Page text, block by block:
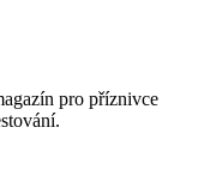
pro příznivce